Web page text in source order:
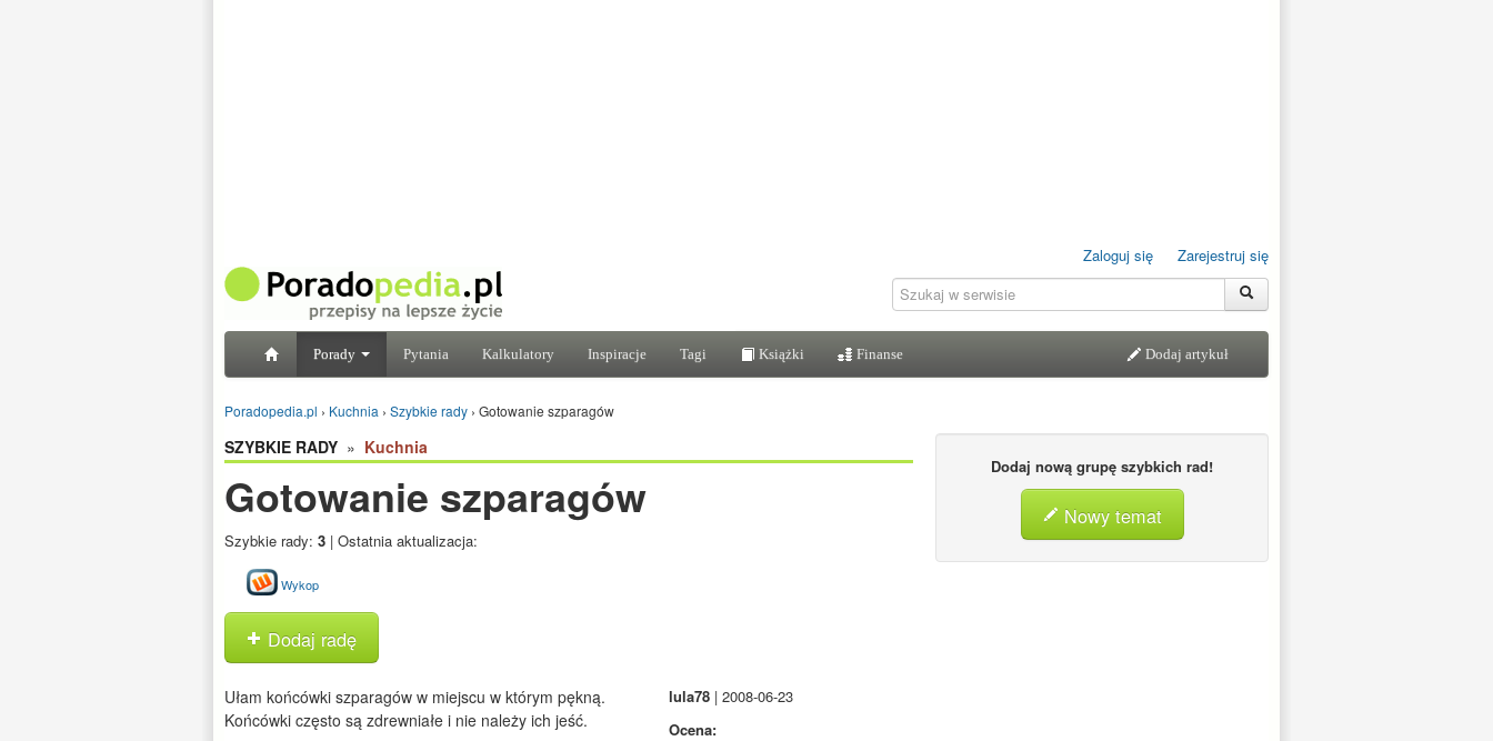
Zaloguj się Zarejestruj się
Porady Pytania Kalkulatory Inspiracje Tagi Książki Finanse Dodaj artykuł
Poradopedia.pl › Kuchnia › Szybkie rady › Gotowanie szparagów
SZYBKIE RADY » Kuchnia
Gotowanie szparagów
Szybkie rady: 3 | Ostatnia aktualizacja:
Wykop
Dodaj radę
Ułam końcówki szparagów w miejscu w którym pękną.
Końcówki często są zdrewniałe i nie należy ich jeść.
lula78 | 2008-06-23
Ocena:
Dodaj nową grupę szybkich rad!
Nowy temat